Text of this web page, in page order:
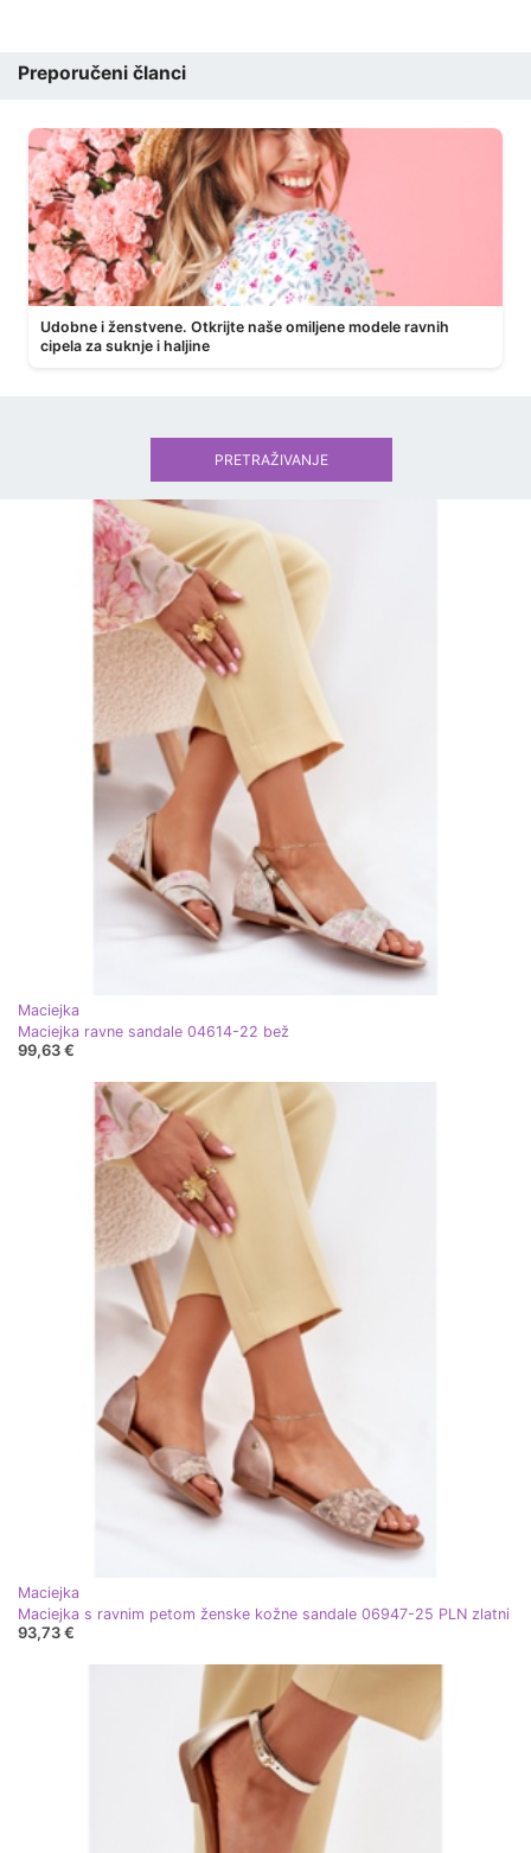
Preporučeni članci
Udobne i ženstvene. Otkrijte naše omiljene modele ravnih
cipela za suknje i haljine
Maciejka
Maciejka ravne sandale 04614-22 bež
99,63 €
Maciejka
Maciejka s ravnim petom ženske kožne sandale 06947-25 PLN zlatni
93,73 €
PRETRAŽIVANJE